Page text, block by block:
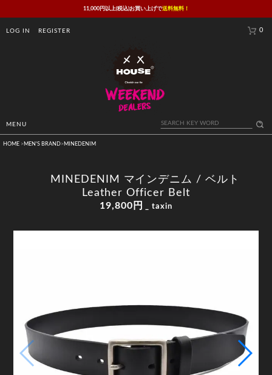
11,000円以上(税込)お買い上げで送料無料！
LOG IN REGISTER 0
MENU
HOME > MEN'S BRAND> MINEDENIM
MINEDENIM マインデニム / ベルト
Leather Officer Belt
19,800円 _ taxin